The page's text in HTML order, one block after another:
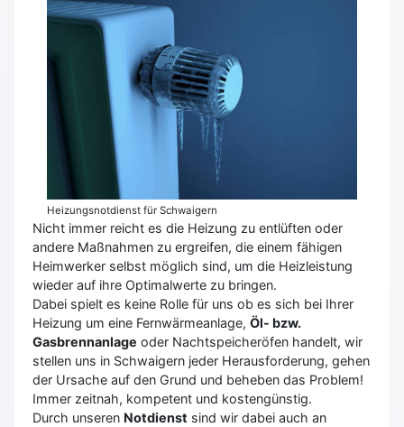
Heizungsnotdienst für Schwaigern
Nicht immer reicht es die Heizung zu entlüften oder
andere Maßnahmen zu ergreifen, die einem fähigen
Heimwerker selbst möglich sind, um die Heizleistung
wieder auf ihre Optimalwerte zu bringen.
Dabei spielt es keine Rolle für uns ob es sich bei Ihrer
Heizung um eine Fernwärmeanlage, Öl- bzw.
Gasbrennanlage oder Nachtspeicheröfen handelt, wir
stellen uns in Schwaigern jeder Herausforderung, gehen
der Ursache auf den Grund und beheben das Problem!
Immer zeitnah, kompetent und kostengünstig.
Durch unseren Notdienst sind wir dabei auch an